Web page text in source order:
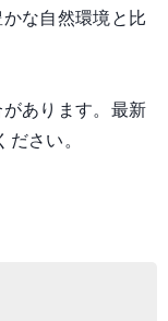
な自然環境と比
あります。最新
さい。